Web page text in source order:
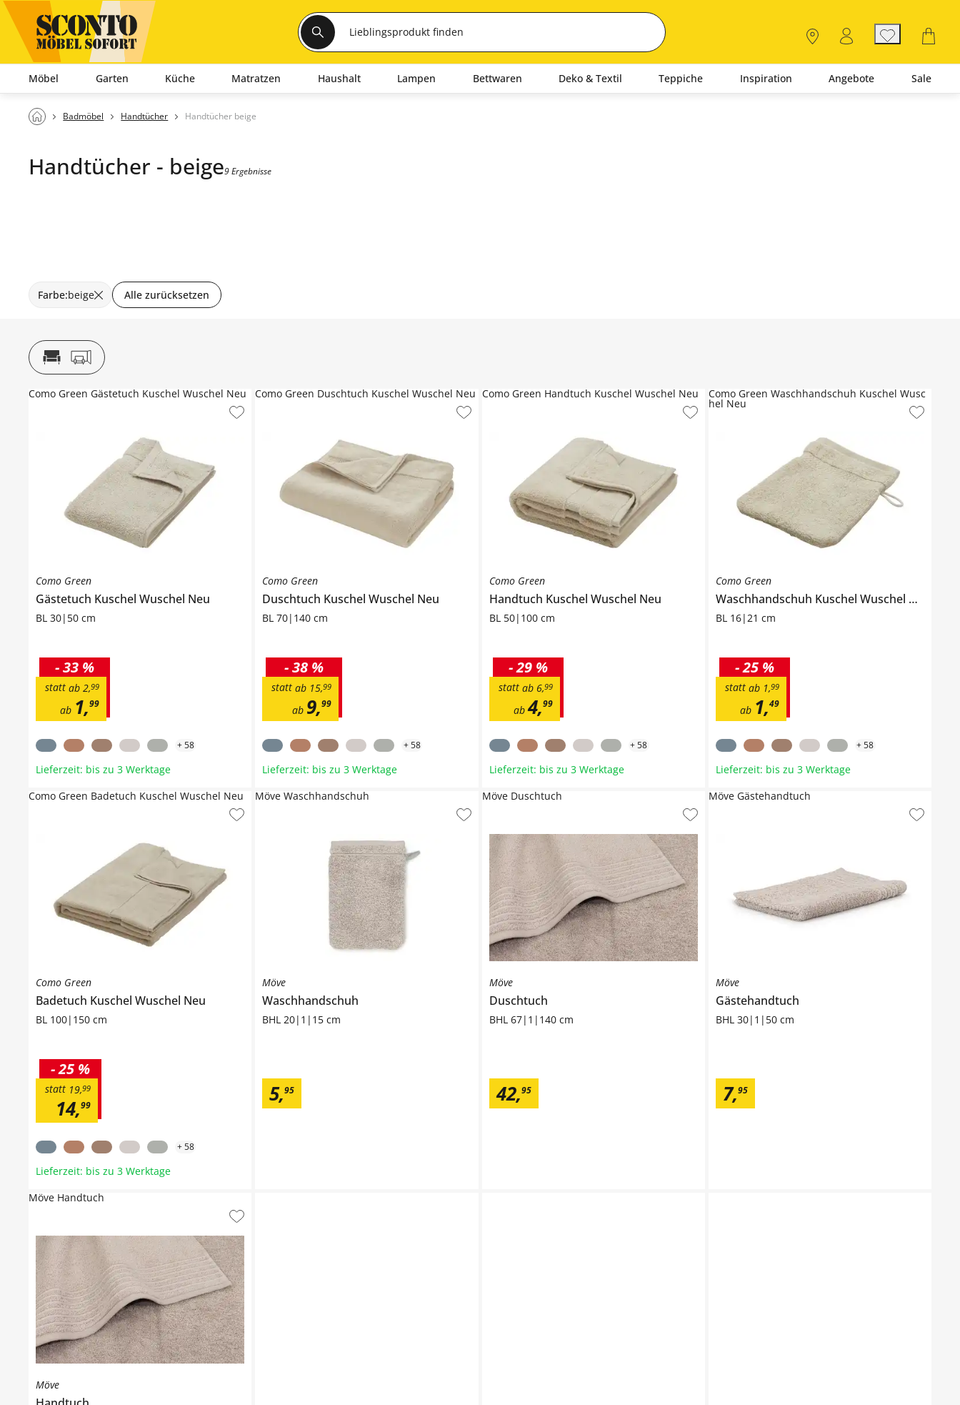
Möbel Garten Küche Matratzen Haushalt Lampen Bettwaren Deko & Textil Teppiche Inspiration Angebote Sale
Badmöbel Handtücher Handtücher beige
Handtücher - beige9 Ergebnisse
Farbe:beige Alle zurücksetzen
Como Green
Gästetuch Kuschel Wuschel Neu
BL 30|50 cm
ab 1,99
ab 2,99
statt
-33 %
Como Green Gästetuch Kuschel Wuschel Neu
+58
Lieferzeit: bis zu 3 Werktage
Como Green
Duschtuch Kuschel Wuschel Neu
BL 70|140 cm
ab 9,99
ab 15,99
statt
- 38 %
Como Green Duschtuch Kuschel Wuschel Neu
+58
Lieferzeit: bis zu 3 Werktage
Como Green
Handtuch Kuschel Wuschel Neu
BL 50|100 cm
ab 4,99
ab 6,99
statt
-29 %
Como Green Handtuch Kuschel Wuschel Neu
+58
Lieferzeit: bis zu 3 Werktage
Como Green
Waschhandschuh Kuschel Wuschel Neu
BL 16|21 cm
ab 1,49
ab 1,99
statt
-25 %
Como Green Waschhandschuh Kuschel Wusc
hel Neu
+58
Lieferzeit: bis zu 3 Werktage
Como Green
Badetuch Kuschel Wuschel Neu
BL 100|150 cm
14,99
19,99
statt
-25 %
Como Green Badetuch Kuschel Wuschel Neu
+58
Lieferzeit: bis zu 3 Werktage
Möve
Waschhandschuh
BHL 20|1|15 cm
5,95
Möve Waschhandschuh
Möve
Duschtuch
BHL 67|1|140 cm
42,95
Möve Duschtuch
Möve
Gästehandtuch
BHL 30|1|50 cm
7,95
Möve Gästehandtuch
Möve
Möve Handtuch